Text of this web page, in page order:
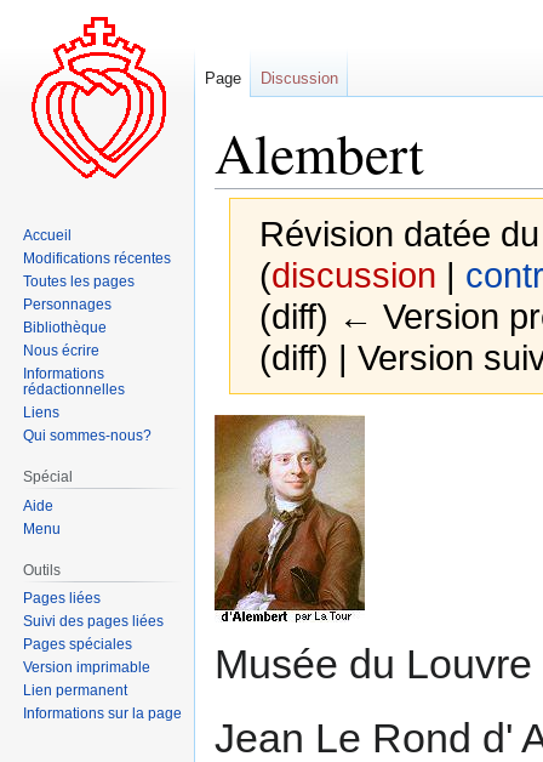
Alembert
Révision datée
(discussion |
(diff) ← Version
(diff) | Version
Aller
à
la
navigation
Aller
à
la
recherche
Musée du Louvre
Jean Le Rond d'
Page Discussion
Accueil
Modifications récentes
Toutes les pages
Personnages
Bibliothèque
Nous écrire
Informations
rédactionnelles
Liens
Qui sommes-nous?
Spécial
Aide
Menu
Outils
Pages liées
Suivi des pages liées
Pages spéciales
Version imprimable
Lien permanent
Informations sur la page